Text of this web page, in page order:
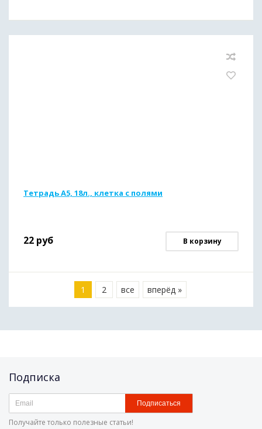
Тетрадь А5, 18л., клетка с полями
22 руб В корзину
1 2 все вперёд »
Подписка
Подписаться
Получайте только полезные статьи!